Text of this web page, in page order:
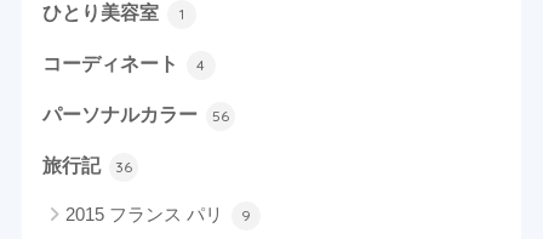
ひとり美容室 1
コーディネート 4
パーソナルカラー 56
旅行記 36
2015 フランス パリ 9